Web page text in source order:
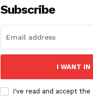
Subscribe
I WANT IN
I've read and accept the